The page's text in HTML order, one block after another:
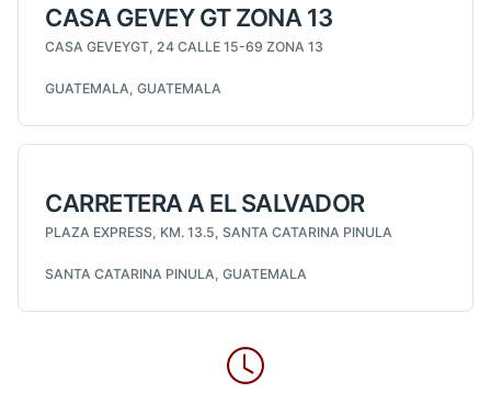
CASA GEVEY GT ZONA 13
CASA GEVEYGT, 24 CALLE 15-69 ZONA 13
GUATEMALA, GUATEMALA
CARRETERA A EL SALVADOR
PLAZA EXPRESS, KM. 13.5, SANTA CATARINA PINULA
SANTA CATARINA PINULA, GUATEMALA